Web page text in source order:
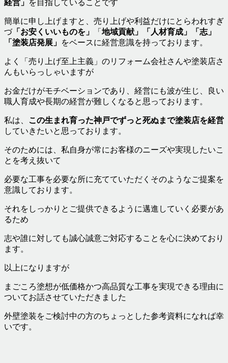
経営」 を目指していることです
簡単に申し上げますと、売り上げや利益だけにとらわれすぎ
づ「お安くいいものを」 「 地域貢献」「人材育成」「志」
「塗装店発展」 をベースに経営意識を持っております。
よく「売り上げ至上主義」のリフォーム会社さんや塗装店さ
んもいらっしゃいますが
お金だけがモチベーションであり、経営にも波が生じ、良い
職人育成や長期の経営が難しくなると思っております。
私は、
この生まれ育った神戸でずっと死ぬまで塗装店を経営
していきたいと思っております。
そのためには、私自身が常にお客様のニーズや実現したいこ
とを考え抜いて
必要な工事を必要な所に充てていただくそのようなご提案を
意識しております。
それをしっかりとご提供できるように邁進していく必要があ
るため
志や誰に対しても誠心誠意ご対応することを心に決めており
ます。
以上になりますが
まごころ塗想が低価格かつ高品質な工事を実現できる理由に
ついてお話させていただきました
外壁塗装をご検討中の方のちょっとした参考資料になれば幸
いです。